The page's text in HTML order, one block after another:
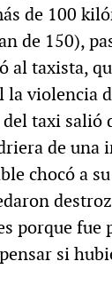
de 100
de 150),
al taxista,
la violencia
taxi salió
de una
chocó a
porque fue
si